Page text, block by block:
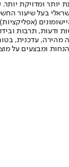
ומדויקת
30 ביולי 2007, וב-2010 הפך
תרבות
מהירה,
ומבצעים על